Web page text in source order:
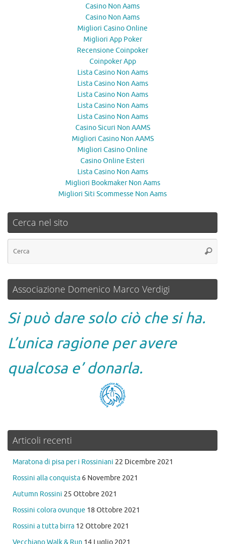
Casino Non Aams
Casino Non Aams
Migliori Casino Online
Migliori App Poker
Recensione Coinpoker
Coinpoker App
Lista Casino Non Aams
Lista Casino Non Aams
Lista Casino Non Aams
Lista Casino Non Aams
Lista Casino Non Aams
Casino Sicuri Non AAMS
Migliori Casino Non AAMS
Migliori Casino Online
Casino Online Esteri
Lista Casino Non Aams
Migliori Bookmaker Non Aams
Migliori Siti Scommesse Non Aams
Cerca nel sito
Associazione Domenico Marco Verdigi
Si può dare solo ciò che si ha.
L’unica ragione per avere
qualcosa e’ donarla.
Articoli recenti
Maratona di pisa per i Rossiniani 22 Dicembre 2021
Rossini alla conquista 6 Novembre 2021
Autumn Rossini 25 Ottobre 2021
Rossini colora ovunque 18 Ottobre 2021
Rossini a tutta birra 12 Ottobre 2021
Vecchiano Walk & Run 14 Luglio 2021